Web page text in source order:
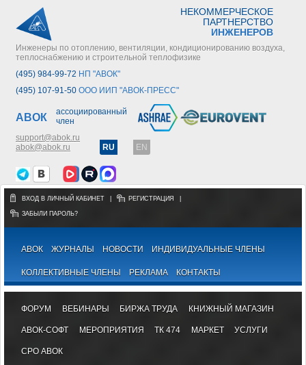
НЕКОММЕРЧЕСКОЕ
ПАРТНЕРСТВО
ИНЖЕНЕРОВ
Инженеры по отоплению, вентиляции, кондиционированию воздуха,
теплоснабжению и строительной теплофизике
(495) 984-99-72 НП "АВОК"
(495) 107-91-50 ООО ИИП "АВОК-ПРЕСС"
АВОК
ассоциированный
член
support@abok.ru
abok@abok.ru
RU EN
ВХОД В ЛИЧНЫЙ КАБИНЕТ РЕГИСТРАЦИЯ
ЗАБЫЛИ ПАРОЛЬ?
АВОК ЖУРНАЛЫ НОВОСТИ ИНДИВИДУАЛЬНЫЕ ЧЛЕНЫ
КОЛЛЕКТИВНЫЕ ЧЛЕНЫ РЕКЛАМА КОНТАКТЫ
ФОРУМ ВЕБИНАРЫ БИРЖА ТРУДА КНИЖНЫЙ МАГАЗИН
АВОК-СОФТ МЕРОПРИЯТИЯ ТК 474 МАРКЕТ УСЛУГИ
СРО АВОК